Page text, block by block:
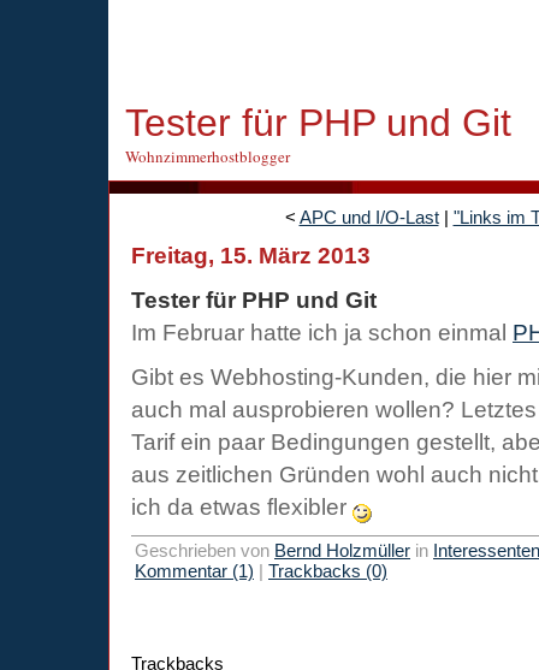
Tester für PHP und Git
Wohnzimmerhostblogger
< APC und I/O-Last | "Links im
Freitag, 15. März 2013
Tester für PHP und Git
Im Februar hatte ich ja schon einmal
Gibt es Webhosting-Kunden, die hier
auch mal ausprobieren wollen?
Tarif ein paar Bedingungen gestellt,
aus zeitlichen Gründen wohl auch
ich da etwas flexibler
Geschrieben von Bernd Holzmüller in
Kommentar (1) | Trackbacks (0)
Trackbacks